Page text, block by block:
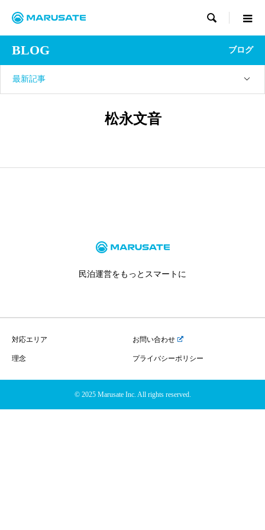

BLOG ブログ
最新記事
松永文音
民泊運営をもっとスマートに
対応エリア お問い合わせ
理念 プライバシーポリシー
© 2025 Marusate Inc. All rights reserved.